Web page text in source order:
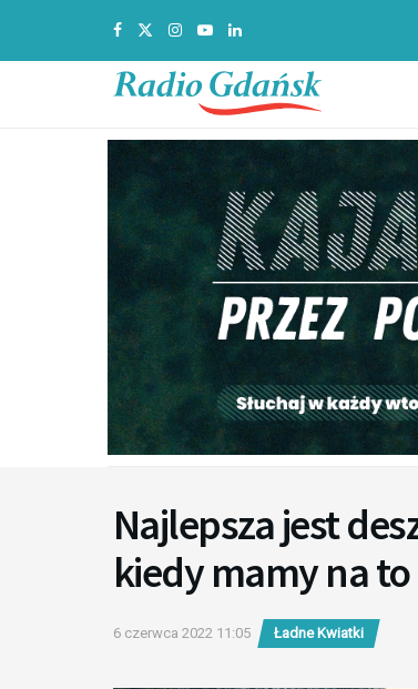
Najlepsza jest
kiedy mamy na
6 czerwca 2022 11:05 Ładne Kwiatki